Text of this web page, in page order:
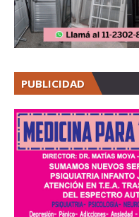
PUBLICIDAD